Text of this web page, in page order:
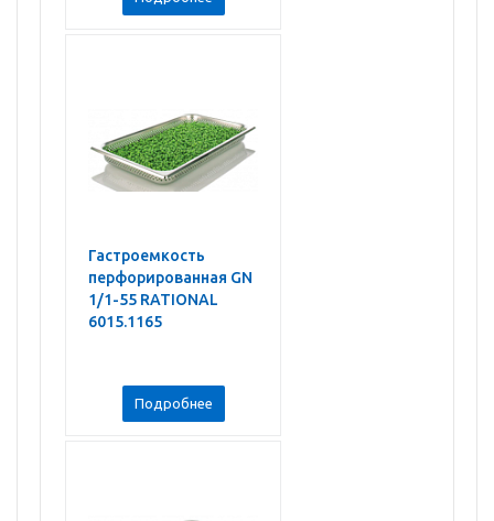
Гастроемкость
перфорированная GN
1/1-55 RATIONAL
6015.1165
Подробнее